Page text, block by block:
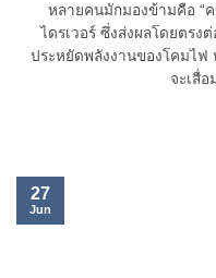
หลายคนมักมองข้ามคือ “
ไดรเวอร์ ซึ่งส่งผลโดยตรง
ประหยัดพลังงานของโคมไฟ
จะเสื่อ
27
Jun